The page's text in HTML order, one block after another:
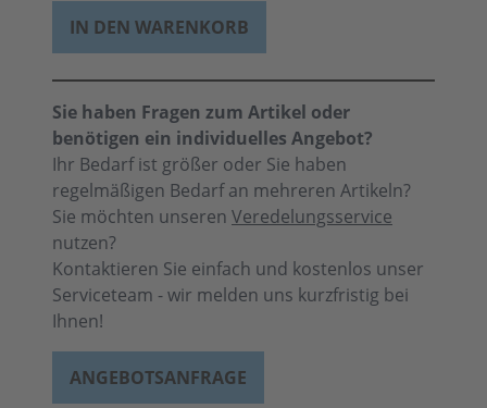
IN DEN WARENKORB
Sie haben Fragen zum Artikel oder
benötigen ein individuelles Angebot?
Ihr Bedarf ist größer oder Sie haben
regelmäßigen Bedarf an mehreren Artikeln?
Sie möchten unseren Veredelungsservice
nutzen?
Kontaktieren Sie einfach und kostenlos unser
Serviceteam - wir melden uns kurzfristig bei
Ihnen!
ANGEBOTSANFRAGE